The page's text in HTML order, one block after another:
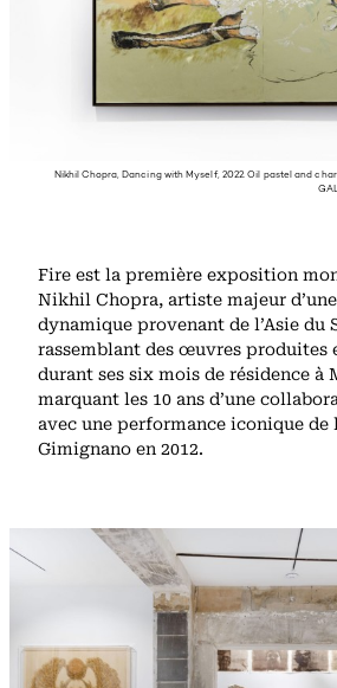
Nikhil Chopra, Dancing with Myself, 2022. Oil pastel and
Fire est la première exposition
Nikhil Chopra, artiste majeur
dynamique provenant de l’Asie du
rassemblant des œuvres produites
durant ses six mois de résidence à
marquant les 10 ans d’une
avec une performance iconique de
Gimignano en 2012.